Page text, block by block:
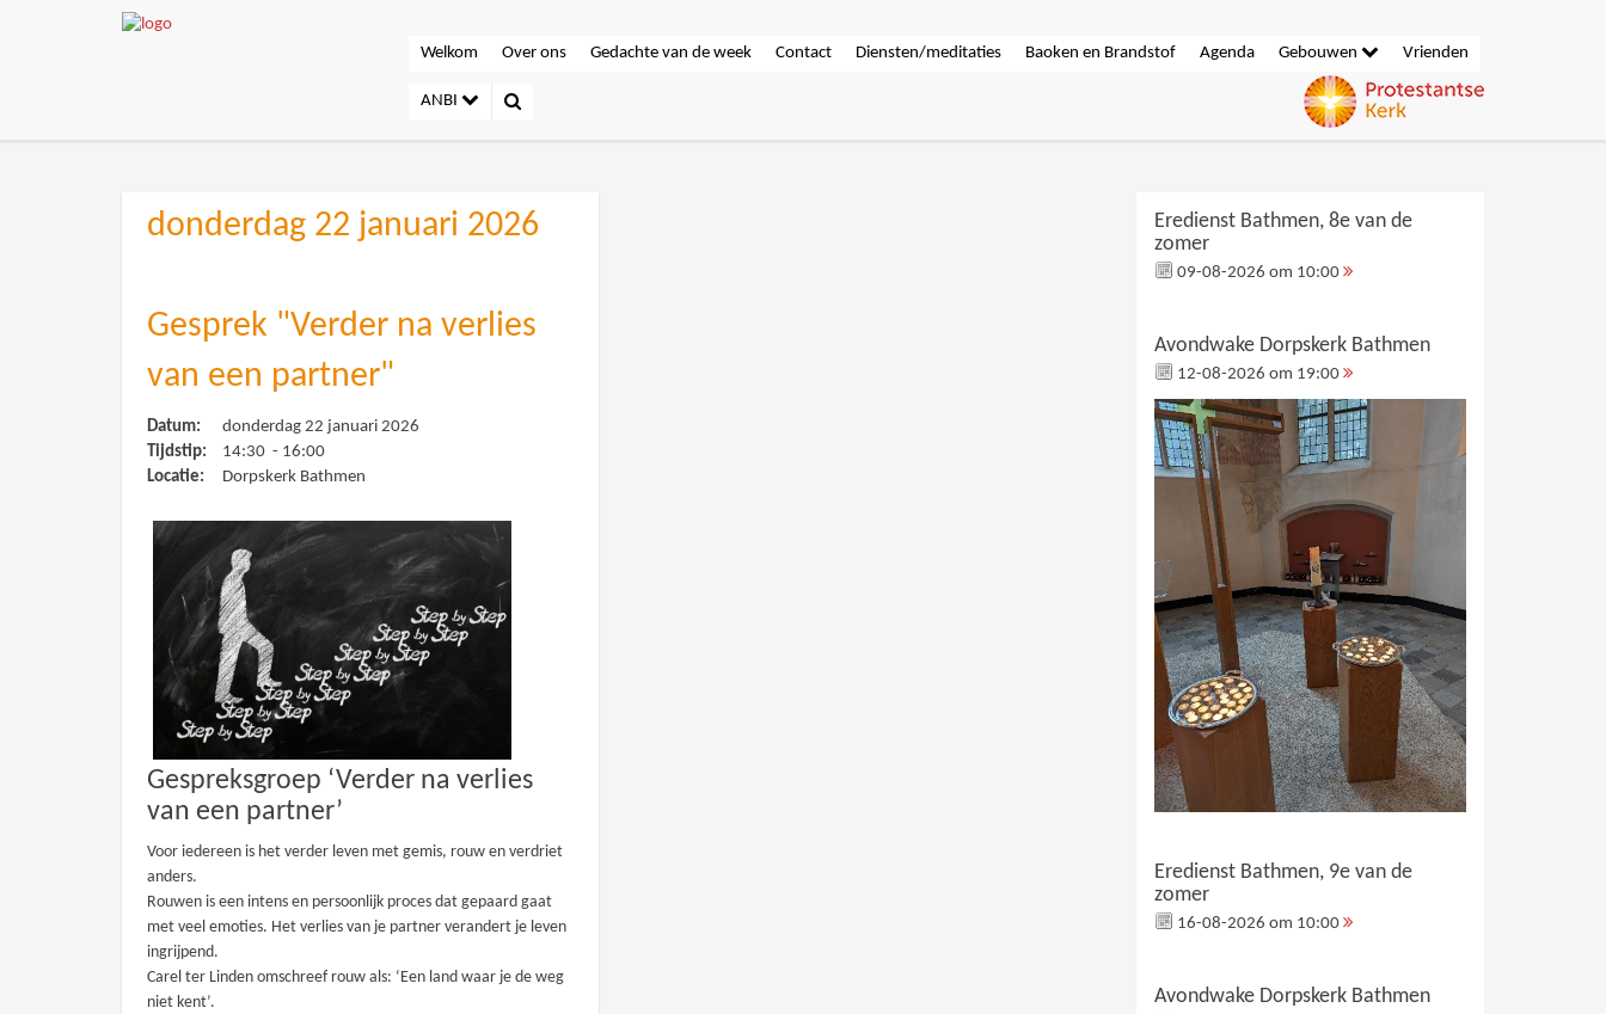
Welkom Over ons Gedachte van de week Contact Diensten/meditaties Baoken en Brandstof Agenda Gebouwen Vrienden
ANBI
donderdag 22 januari 2026
Gesprek "Verder na verlies
van een partner"
Datum:
donderdag 22 januari 2026
Tijdstip:
14:30 - 16:00
Locatie:
Dorpskerk Bathmen
Gespreksgroep ‘Verder na verlies
van een partner’
Voor iedereen is het verder leven met gemis, rouw en verdriet
anders.
Rouwen is een intens en persoonlijk proces dat gepaard gaat
met veel emoties. Het verlies van je partner verandert je leven
ingrijpend.
Carel ter Linden omschreef rouw als: ‘Een land waar je de weg
niet kent’.
Eredienst Bathmen, 8e van de
zomer
09-08-2026 om 10:00
Avondwake Dorpskerk Bathmen
12-08-2026 om 19:00
Eredienst Bathmen, 9e van de
zomer
16-08-2026 om 10:00
Avondwake Dorpskerk Bathmen